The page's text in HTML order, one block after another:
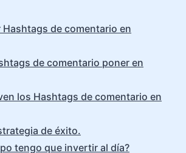
Hashtags de comentario en
de comentario poner en
los Hashtags de comentario en
de éxito.
tengo que invertir al día?